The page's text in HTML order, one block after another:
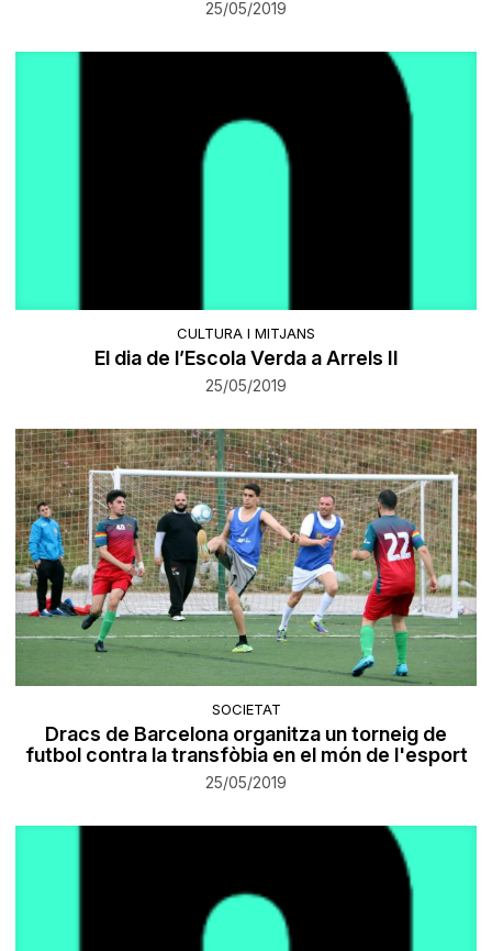
25/05/2019
CULTURA I MITJANS
El dia de l’Escola Verda a Arrels II
25/05/2019
SOCIETAT
Dracs de Barcelona organitza un torneig de
futbol contra la transfòbia en el món de l'esport
25/05/2019